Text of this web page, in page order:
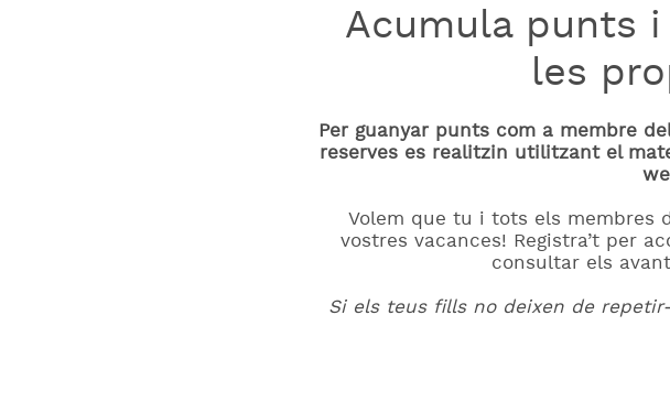
Acumula punts
les
Per guanyar punts com a membre
reserves es realitzin utilitzant el
Volem que tu i tots els membres
vostres vacances! Registra’t per
consultar els
Si els teus fills no deixen de